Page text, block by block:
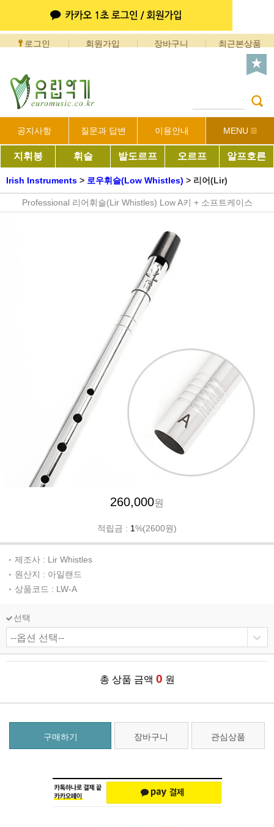
로그인 회원가입 장바구니 최근본상품
공지사항 질문과 답변 이용안내 MENU
지휘봉 휘슬 발도르프 오르프 알프호른
Irish Instruments > 로우휘슬(Low Whistles) > 리어(Lir)
Professional 리어휘슬(Lir Whistles) Low A키 + 소프트케이스
260,000원
적립금 : 1%(2600원)
제조사 : Lir Whistles
원산지 : 아일랜드
상품코드 : LW-A
선택
총 상품 금액 0 원
구매하기 장바구니 관심상품